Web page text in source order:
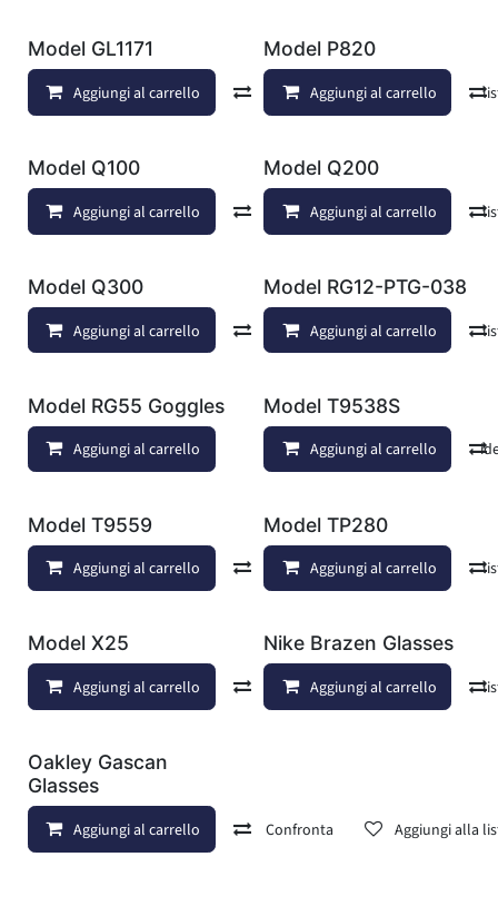
Model GL1171
Aggiungi al carrello Confronta Aggiungi alla
Model P820
Aggiungi al carrello
Model Q100
Aggiungi al carrello Confronta Aggiungi alla
Model Q200
Aggiungi al carrello
Model Q300
Aggiungi al carrello Confronta Aggiungi alla
Model RG12-PTG-038
Aggiungi al carrello
Model RG55 Goggles
Aggiungi al carrello Aggiungi alla lista dei
Model T9538S
Aggiungi al carrello
Model T9559
Aggiungi al carrello Confronta Aggiungi alla
Model TP280
Aggiungi al carrello
Model X25
Aggiungi al carrello Confronta Aggiungi alla
Nike Brazen Glasses
Aggiungi al carrello
Oakley Gascan
Glasses
Aggiungi al carrello Confronta Aggiungi alla